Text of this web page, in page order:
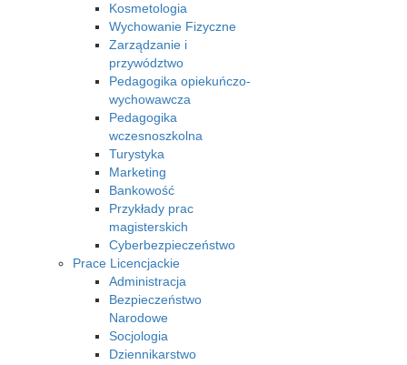
Kosmetologia
Wychowanie Fizyczne
Zarządzanie i
przywództwo
Pedagogika opiekuńczo-
wychowawcza
Pedagogika
wczesnoszkolna
Turystyka
Marketing
Bankowość
Przykłady prac
magisterskich
Cyberbezpieczeństwo
Prace Licencjackie
Administracja
Bezpieczeństwo
Narodowe
Socjologia
Dziennikarstwo